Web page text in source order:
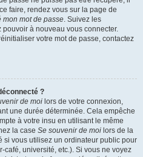
faire, rendez vous sur la page de
mon mot de passe. Suivez les
à nouveau vous connecter.
votre mot de passe, contactez
?
de moi lors de votre connexion,
une durée déterminée. Cela empêche
à votre insu en utilisant le même
la case Se souvenir de moi lors de la
si vous utilisez un ordinateur public pour
université, etc.). Si vous ne voyez